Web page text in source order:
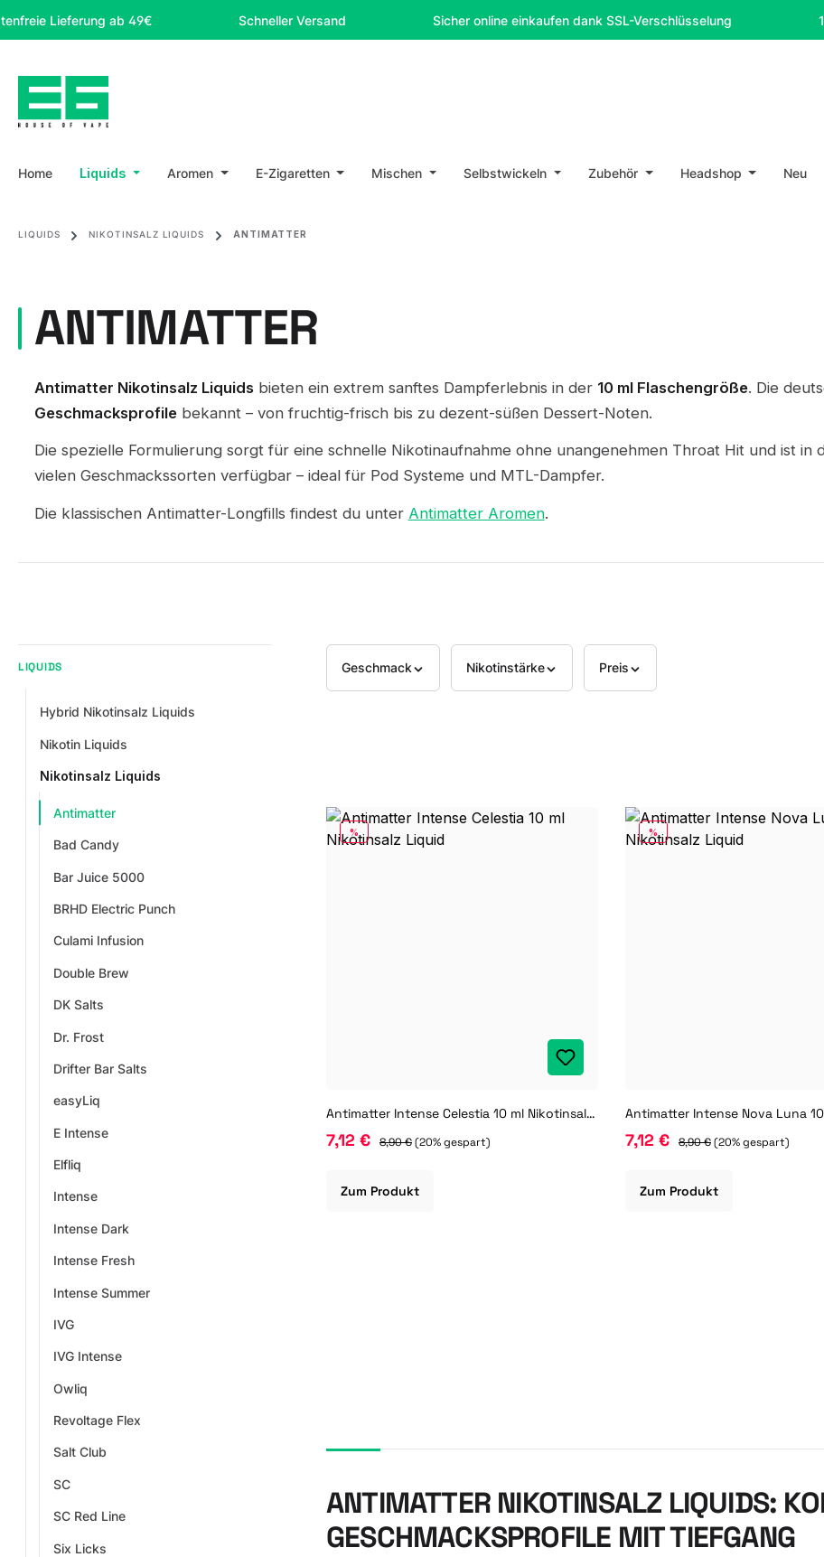
Hauptinhalt springen
Zur Suche springen
Zur Hauptnavigation springen
Lieferung ab 49€ Schneller Versand Sicher online einkaufen dank SSL-Verschlüsselung 10%
Home Liquids Aromen E-Zigaretten Mischen Selbstwickeln Zubehör Headshop Neu
LIQUIDS NIKOTINSALZ LIQUIDS ANTIMATTER
ANTIMATTER
Antimatter Nikotinsalz Liquidsbieten ein extrem sanftes Dampferlebnis in der 10 ml Flaschengröße. Die
Geschmacksprofilebekannt – von fruchtig-frisch bis zu dezent-süßen Dessert-Noten.
Die spezielle Formulierung sorgt für eine schnelle Nikotinaufnahme ohne unangenehmen Throat Hit und ist in
vielen Geschmackssorten verfügbar – ideal für Pod Systeme und MTL-Dampfer.
Die klassischen Antimatter-Longfills findest du unter Antimatter Aromen.
LIQUIDS
Hybrid Nikotinsalz Liquids
Nikotin Liquids
Nikotinsalz Liquids
Antimatter
Bad Candy
Bar Juice 5000
BRHD Electric Punch
Culami Infusion
Double Brew
DK Salts
Dr. Frost
Drifter Bar Salts
easyLiq
E Intense
Elfliq
Intense
Intense Dark
Intense Fresh
Intense Summer
IVG
IVG Intense
Owliq
Revoltage Flex
Salt Club
SC
SC Red Line
Six Licks
Geschmack Nikotinstärke Preis
RABATT
%
Antimatter Intense Celestia 10 ml Nikotinsalz Liquid
7,12 € 8,90 €(20% gespart)
Zum Produkt
RABATT
%
7,12 € 8,90 €(20% gespart)
Zum Produkt
ANTIMATTER NIKOTINSALZ LIQUIDS:
GESCHMACKSPROFILE MIT TIEFGANG